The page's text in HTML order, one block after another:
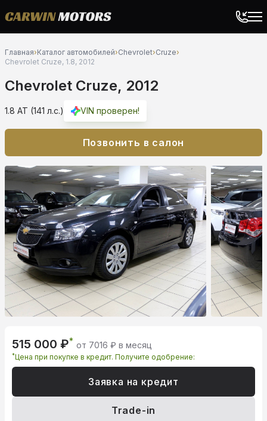
Главная›Каталог автомобилей›Chevrolet›Cruze›
Chevrolet Cruze, 1.8, 2012
Chevrolet Cruze, 2012
1.8 AT (141 л.с.) VIN проверен!
Позвонить в салон
515 000 ₽* от 7016 ₽ в месяц
*Цена при покупке в кредит. Получите одобрение:
Заявка на кредит
Trade-in